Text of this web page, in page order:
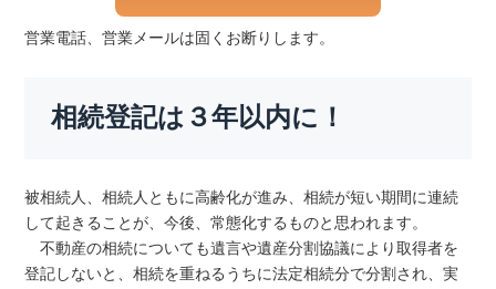
営業電話、営業メールは固くお断りします。
相続登記は３年以内に！
被相続人、相続人ともに高齢化が進み、相続が短い期間に連続
して起きることが、今後、常態化するものと思われます。
不動産の相続についても遺言や遺産分割協議により取得者を
登記しないと、相続を重ねるうちに法定相続分で分割され、実